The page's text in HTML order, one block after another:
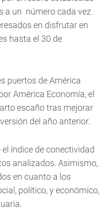
a un número cada vez
en disfrutar en
hasta el 30 de
puertos de América
América Economía, el
escaño tras mejorar
del año anterior.
índice de conectividad
analizados. Asimismo,
en cuanto a los
político, y económico,